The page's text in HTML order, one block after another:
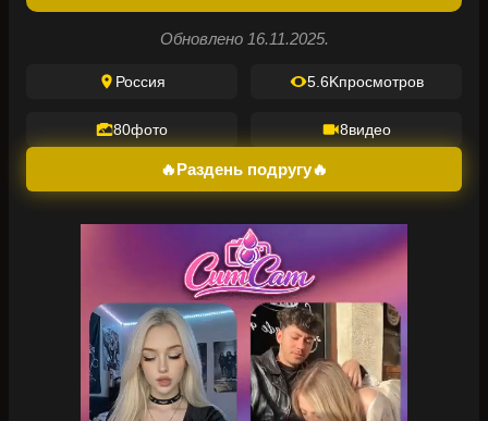
Обновлено 16.11.2025.
Россия 5.6Kпросмотров
80фото 8видео
🔥Раздень подругу🔥